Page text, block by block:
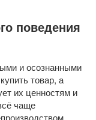
поведения
и осознанными
товар, а
их ценностям и
чаще